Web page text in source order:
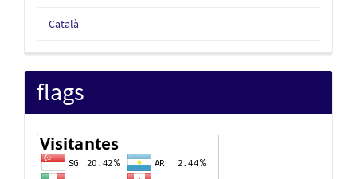
Català
flags